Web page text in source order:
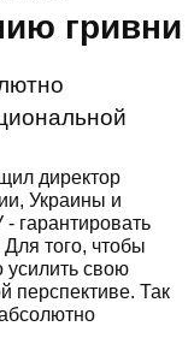
гривни
директор
Украины и
гарантировать
того, чтобы
усилить свою
перспективе. Так